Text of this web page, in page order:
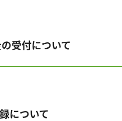
受付について
について